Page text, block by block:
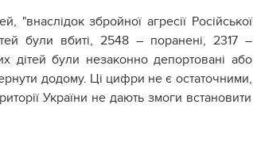
"внаслідок збройної агресії Російської
були вбиті, 2548 – поранені, 2317 –
дітей були незаконно депортовані або
додому. Ці цифри не є остаточними,
України не дають змоги встановити